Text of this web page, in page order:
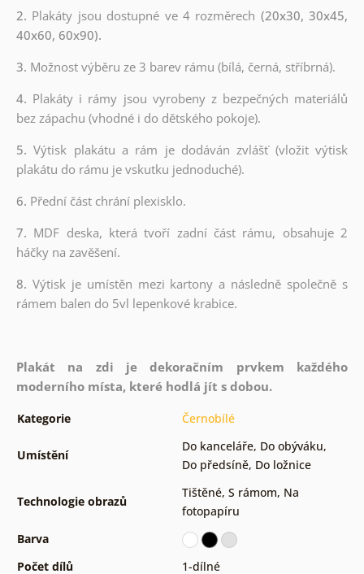
2. Plakáty jsou dostupné ve 4 rozměrech (20x30, 30x45,
40x60, 60x90).
3. Možnost výběru ze 3 barev rámu (bílá, černá, stříbrná).
4. Plakáty i rámy jsou vyrobeny z bezpečných materiálů
bez zápachu (vhodné i do dětského pokoje).
5.Výtisk plakátu a rám je dodáván zvlášť (vložit výtisk
plakátu do rámu je vskutku jednoduché).
6. Přední část chrání plexisklo.
7. MDF deska, která tvoří zadní část rámu, obsahuje 2
háčky na zavěšení.
8. Výtisk je umístěn mezi kartony a následně společně s
rámem balen do 5vl lepenkové krabice.
Plakát na zdi je dekoračním prvkem každého
moderního místa, které hodlá jít s dobou.
Kategorie Černobílé
Umístění
Do kanceláře, Do obýváku,
Do předsíně, Do ložnice
Technologie obrazů
Tištěné, S rámom, Na
fotopapíru
Barva
Počet dílů
1-dílné